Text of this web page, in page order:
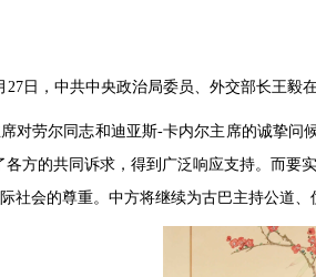
27日，中共中央政治局委员、外交部长王毅
对劳尔同志和迪亚斯-卡内尔主席的诚挚问
各方的共同诉求，得到广泛响应支持。而
社会的尊重。中方将继续为古巴主持公道